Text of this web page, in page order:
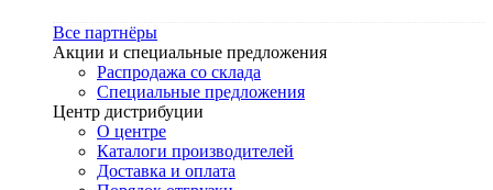
Все партнёры
Акции и специальные предложения
Распродажа со склада
Специальные предложения
Центр дистрибуции
О центре
Каталоги производителей
Доставка и оплата